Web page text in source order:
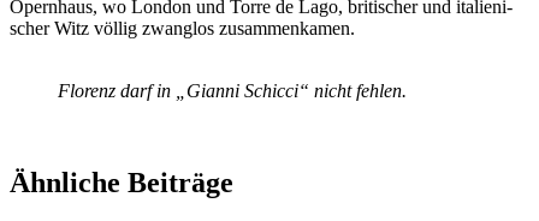
Opern­haus, wo Lon­don und Tor­re de Lago, bri­ti­scher und ita­lie­ni­
scher Witz völ­lig zwang­los zusammenkamen.
Flo­renz darf in „Gi­an­ni Schic­ci“ nicht fehlen.
Ähnliche Beiträge